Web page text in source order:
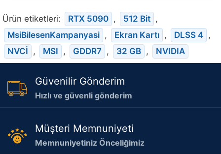
Ürün etiketleri: RTX 5090 , 512 Bit ,
MsiBilesenKampanyasi , Ekran Kartı , DLSS 4 ,
NVCİ
, MSI , GDDR7 , 32 GB , NVIDIA
Güvenilir Gönderim
Hızlı ve güvenli gönderim
Müşteri Memnuniyeti
Memnuniyetiniz Önceliğimiz